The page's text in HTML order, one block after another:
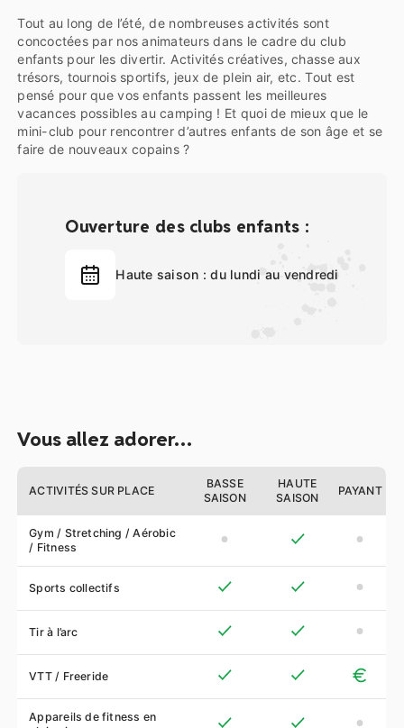
Tout au long de l’été, de nombreuses activités sont
concoctées par nos animateurs dans le cadre du club
enfants pour les divertir. Activités créatives, chasse aux
trésors, tournois sportifs, jeux de plein air, etc. Tout est
pensé pour que vos enfants passent les meilleures
vacances possibles au camping ! Et quoi de mieux que le
mini-club pour rencontrer d’autres enfants de son âge et se
faire de nouveaux copains ?
Ouverture des clubs enfants :
Haute saison : du lundi au vendredi
Vous allez adorer…
ACTIVITÉS SUR PLACE
BASSE
SAISON
HAUTE
SAISON
PAYANT
Gym / Stretching / Aérobic
/ Fitness
Sports collectifs
Tir à l’arc
VTT / Freeride
Appareils de fitness en